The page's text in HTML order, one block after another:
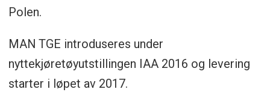
Polen.
MAN TGE introduseres under
nyttekjøretøyutstillingen IAA 2016 og levering
starter i løpet av 2017.